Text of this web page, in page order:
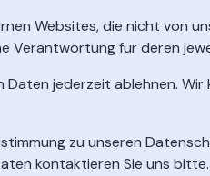
Websites, die nicht von
Verantwortung für deren
jederzeit ablehnen.
zu unseren
kontaktieren Sie uns bitte.